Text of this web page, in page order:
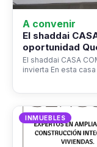
A convenir
El shaddai
oportunidad
El shaddai CASA
invierta En esta
INMUEBLES